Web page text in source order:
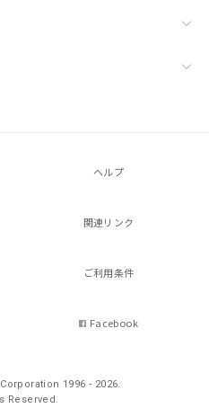
ヘルプ
関連リンク
ご利用条件
Facebook
1996 - 2026.
Reserved.